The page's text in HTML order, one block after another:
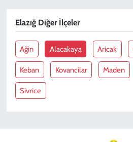
Elazığ Diğer İlçeler
Ağin Alacakaya Aricak
Keban Kovancilar Maden
Sivrice